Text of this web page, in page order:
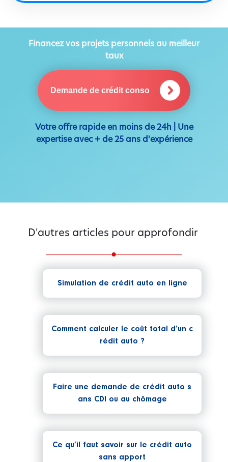
Financez vos projets personnels au meilleur
taux
Demande de crédit conso
Votre offre rapide en moins de 24h | Une
expertise avec + de 25 ans d'expérience
D'autres articles pour approfondir
Simulation de crédit auto en ligne
Comment calculer le coût total d’un c
rédit auto ?
Faire une demande de crédit auto s
ans CDI ou au chômage
Ce qu’il faut savoir sur le crédit auto
sans apport